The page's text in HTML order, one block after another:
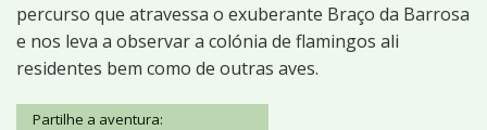
percurso que atravessa o exuberante Braço da Barrosa
e nos leva a observar a colónia de flamingos ali
residentes bem como de outras aves.
Partilhe a aventura: